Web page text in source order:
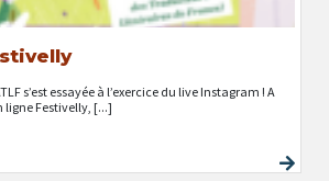
s’est essayée à l’exercice du live Instagram ! A
ligne Festivelly, [...]